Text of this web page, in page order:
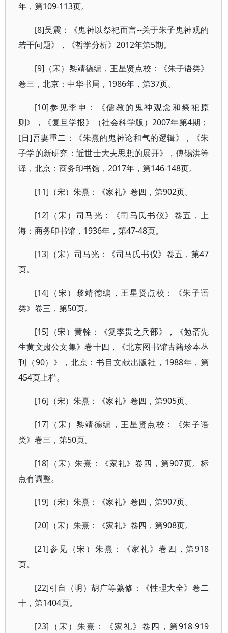
年，第109-113页。
[8]吴震：《鬼神以祭祀而言--关于朱子鬼神观的
若干问题》，《哲学分析》2012年第5期。
[9]（宋）黎靖德编，王星贤点校：《朱子语类》
卷三，北京：中华书局，1986年，第37页。
[10]参见李申：《儒教的鬼神观念和祭祀原
则》，《复旦学报》（社会科学版）2007年第4期；
[日]吾妻重二：《朱熹的鬼神论和气的逻辑》，《朱
子学的新研究：近世士大夫思想的展开》，傅锡洪等
译，北京：商务印书馆，2017年，第146-148页。
[11]（宋）朱熹：《家礼》卷四，第902页。
[12]（宋）司马光：《司马氏书仪》卷五，上
海：商务印书馆，1936年，第47-48页。
[13]（宋）司马光：《司马氏书仪》卷五，第47
页。
[14]（宋）黎靖德编，王星贤点校：《朱子语
类》卷三，第50页。
[15]（宋）黄榦：《复李贯之兵部》，《勉斋先
生黄文肃公文集》卷十四，《北京图书馆古籍珍本丛
刊（90）》，北京：书目文献出版社，1988年，第
454页上栏。
[16]（宋）朱熹：《家礼》卷四，第905页。
[17]（宋）黎靖德编，王星贤点校：《朱子语
类》卷三，第50页。
[18]（宋）朱熹：《家礼》卷四，第907页。标
点有调整。
[19]（宋）朱熹：《家礼》卷四，第907页。
[20]（宋）朱熹：《家礼》卷四，第908页。
[21]参见（宋）朱熹：《家礼》卷四，第918
页。
[22]引自（明）胡广等纂修：《性理大全》卷二
十，第1404页。
[23]（宋）朱熹：《家礼》卷四，第918-919